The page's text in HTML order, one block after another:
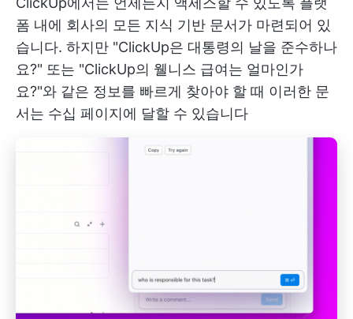
폼 내에 회사의 모든 지식 기반 문서가 마련되어 있
습니다. 하지만 "ClickUp은 대통령의 날을 준수하나
요?" 또는 "ClickUp의 웰니스 급여는 얼마인가
요?"와 같은 정보를 빠르게 찾아야 할 때 이러한 문
서는 수십 페이지에 달할 수 있습니다